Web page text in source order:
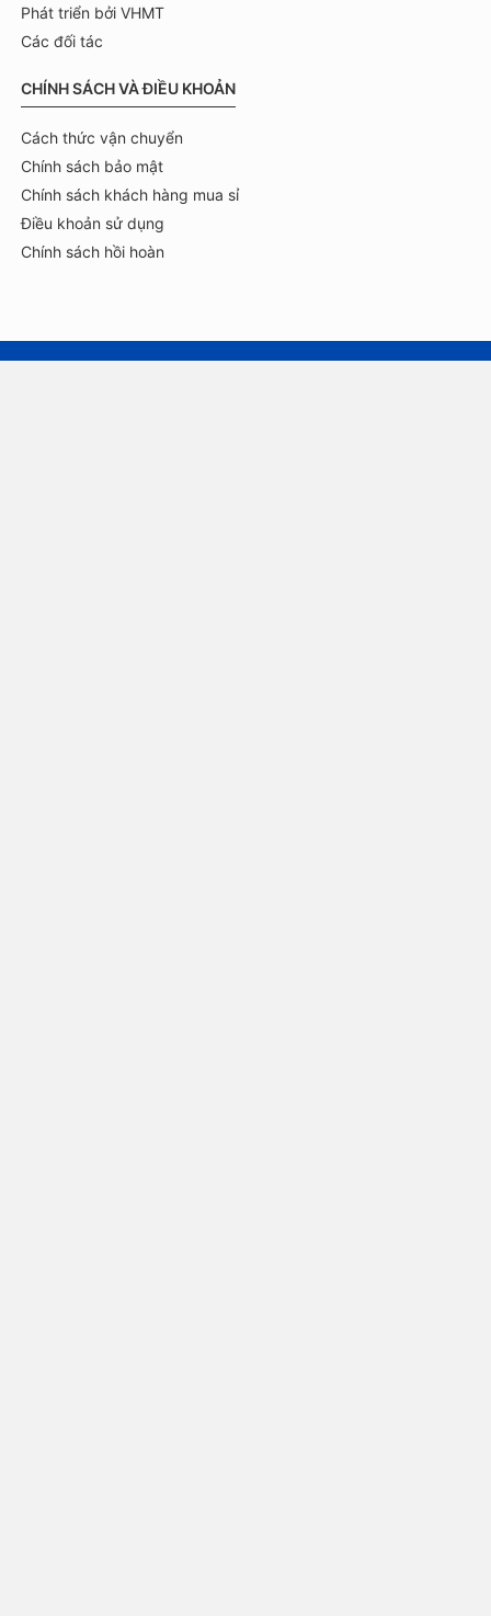
Phát triển bởi VHMT
Các đối tác
CHÍNH SÁCH VÀ ĐIỀU KHOẢN
Cách thức vận chuyển
Chính sách bảo mật
Chính sách khách hàng mua sỉ
Điều khoản sử dụng
Chính sách hồi hoàn